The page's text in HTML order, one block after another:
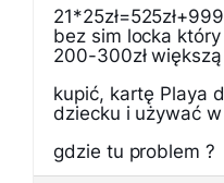
bez sim locka
200-300zł większą
kupić, kartę Playa
dziecku i używać
gdzie tu problem ?